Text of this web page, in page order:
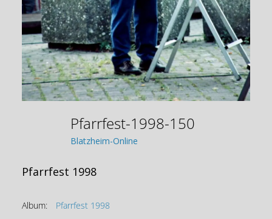
Pfarrfest-1998-150
Blatzheim-Online
Pfarrfest 1998
Album: Pfarrfest 1998